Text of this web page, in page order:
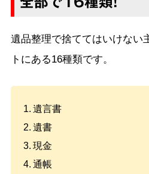
遺品整理で捨ててはいけない
トにある16種類です。
遺言書
遺書
現金
通帳